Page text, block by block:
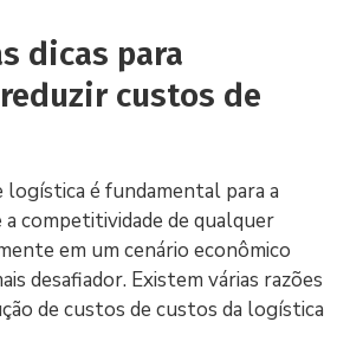
dicas para
custos de
logística é fundamental para a
a competitividade de qualquer
em um cenário econômico
desafiador. Existem várias razões
de custos de custos da logística